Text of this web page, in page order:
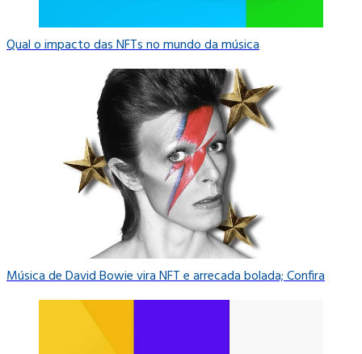
Qual o impacto das NFTs no mundo da música
Música de David Bowie vira NFT e arrecada bolada; Confira